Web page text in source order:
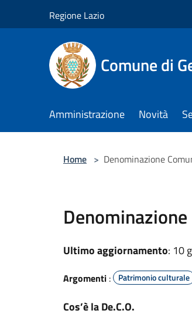
Regione Lazio
Comune di
Amministrazione Novità
Home > Denominazione
Denominazione
Ultimo aggiornamento: 10
Argomenti : Patrimonio culturale
Cos’è la De.C.O.